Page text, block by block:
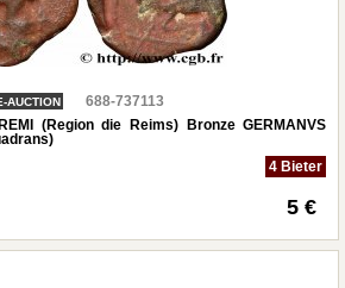
AUCTION
688-737113
(Region die Reims) Bronze GERMANVS
4 Bieter
5 €